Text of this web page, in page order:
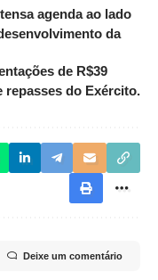
agenda ao lado
da
de R$39
repasses do Exército.
Deixe um comentário